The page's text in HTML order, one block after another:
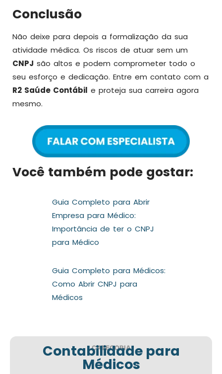
Conclusão
Não deixe para depois a formalização da sua
atividade médica. Os riscos de atuar sem um
CNPJ são altos e podem comprometer todo o
seu esforço e dedicação. Entre em contato com a
R2 Saúde Contábil e proteja sua carreira agora
mesmo.
Você também pode gostar:
Guia Completo para Abrir
Empresa para Médico:
Importância de ter o CNPJ
para Médico
Guia Completo para Médicos:
Como Abrir CNPJ para
Médicos
CATEGORIA
Contabilidade para
Médicos